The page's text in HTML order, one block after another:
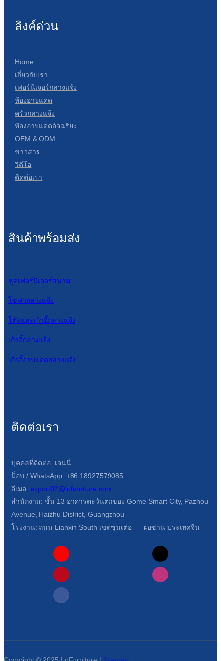
ลิงค์ด่วน
Home
เกี่ยวกับเรา
เฟอร์นิเจอร์กลางแจ้ง
ห้องอาบแดด
ครัวกลางแจ้ง
ห้องอาบแดดอัจฉริยะ
OEM & ODM
ข่าวสาร
วีดีโอ
ติดต่อเรา
สินค้าพร้อมส่ง
ชุดเฟอร์นิเจอร์สนาม
โซฟากลางแจ้ง
โต๊ะและเก้าอี้กลางแจ้ง
เก้าอี้กลางแจ้ง
เก้าอี้อาบแดดกลางแจ้ง
ติดต่อเรา
บุคคลที่ติดต่อ: เจนนี่
ม็อบ / WhatsApp: +86 18927579085
อีเมล: export02@lofurniture.com
สำนักงาน: ชั้น 13 อาคารตะวันตกของ Gome-Smart City, Pazhou
Avenue, Haizhu District, Guangzhou
โรงงาน: ถนน Lianxin South เขตซุ่นเต๋อ ฝอซาน ประเทศจีน